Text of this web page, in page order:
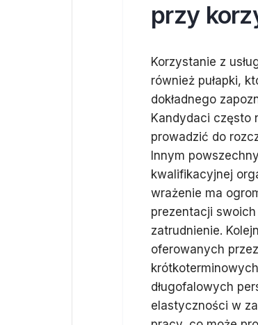
przy
Korzystanie z
również pułapki,
dokładnego
Kandydaci często
prowadzić do
Innym
kwalifikacyjnej
wrażenie ma
prezentacji
zatrudnienie.
oferowanych
długofalowych
elastyczności w